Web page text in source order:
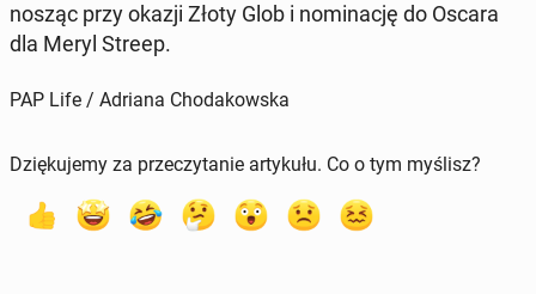
no­sząc przy okazji Złoty Glob i no­mi­na­cję do Oscara
dla Meryl Streep.
PAP Life / Adriana Chodakowska
Dziękujemy za przeczytanie artykułu. Co o tym myślisz?